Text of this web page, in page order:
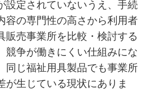
設定されていないうえ、手続
容の専門性の高さから利用者
販売事業所を比較・検討する
競争が働きにくい仕組みにな
同じ福祉用具製品でも事業所
が生じている現状にありま